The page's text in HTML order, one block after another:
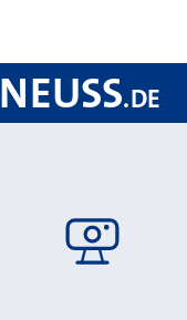
NEUSS.DE